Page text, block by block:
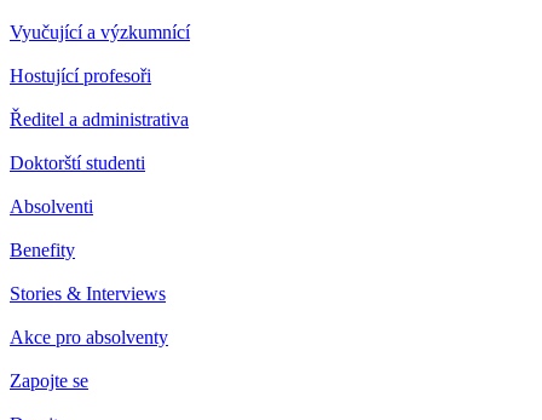
Vyučující a výzkumnící
Hostující profesoři
Ředitel a administrativa
Doktorští studenti
Absolventi
Benefity
Stories & Interviews
Akce pro absolventy
Zapojte se